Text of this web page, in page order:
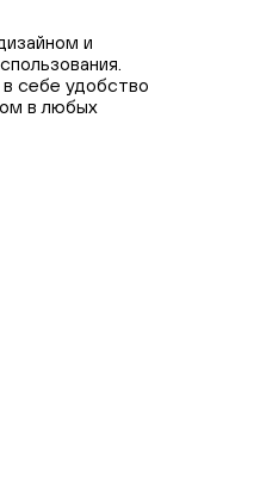
и
себе удобство
в любых